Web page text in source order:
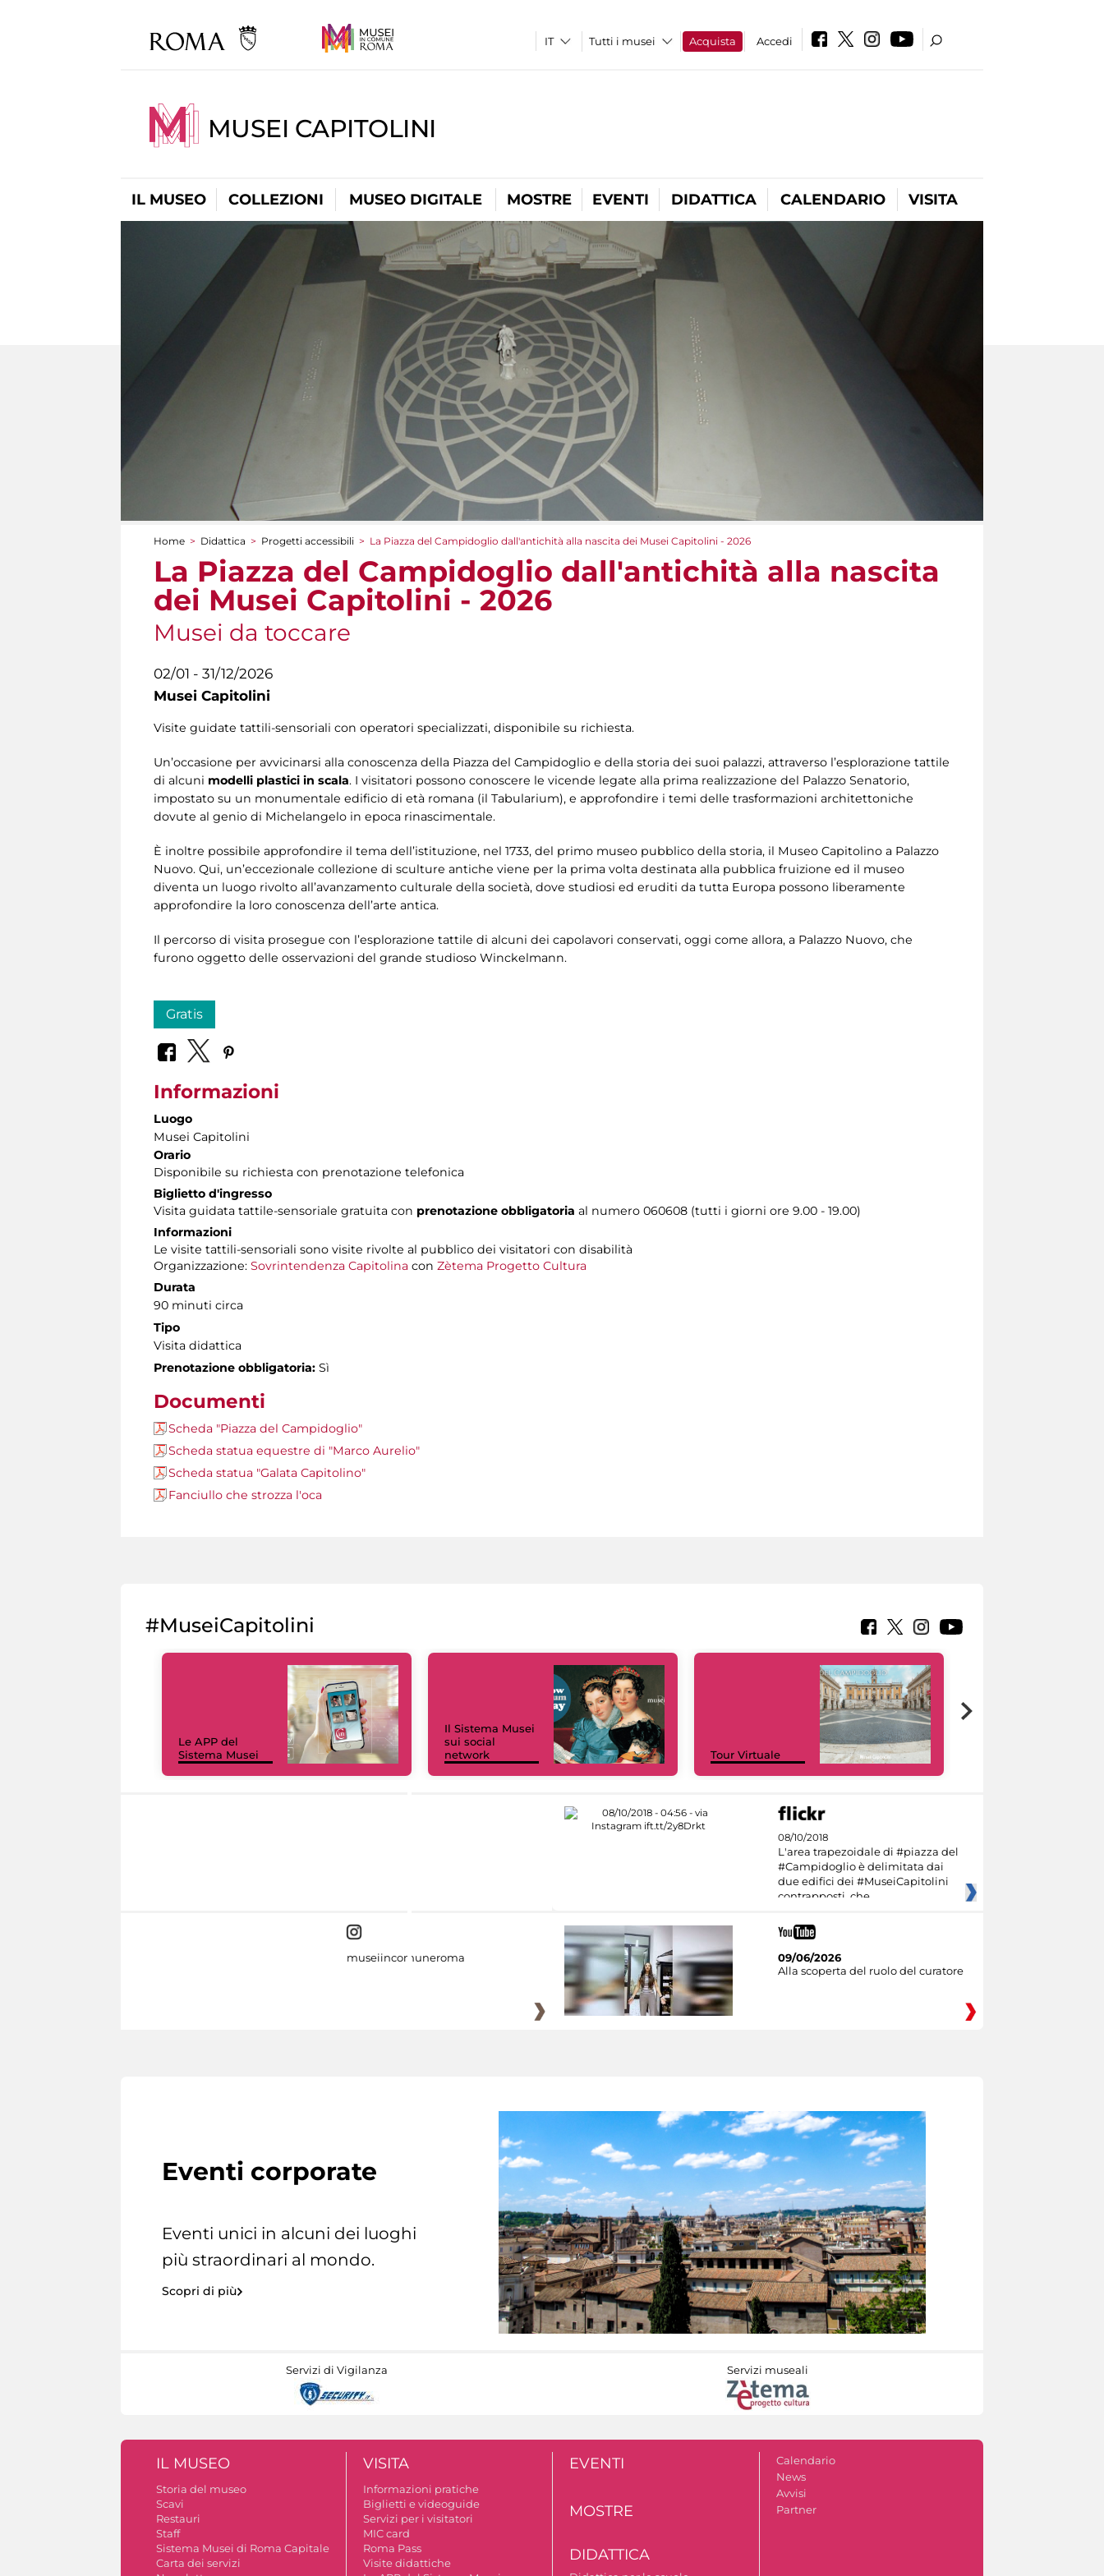
Tutti i musei Acquista Accedi
MUSEI CAPITOLINI
IL MUSEO COLLEZIONI MUSEO DIGITALE MOSTRE EVENTI DIDATTICA CALENDARIO VISITA
Tu sei qui
Home > Didattica > Progetti accessibili > La Piazza del Campidoglio dall'antichità alla nascita dei Musei Capitolini - 2026
La Piazza del Campidoglio dall'antichità alla nascita
dei Musei Capitolini - 2026
Musei da toccare
02/01 - 31/12/2026
Musei Capitolini
Visite guidate tattili-sensoriali con operatori specializzati, disponibile su richiesta.
Un’occasione per avvicinarsi alla conoscenza della Piazza del Campidoglio e della storia dei suoi palazzi, attraverso l’esplorazione tattile
di alcuni modelli plastici in scala. I visitatori possono conoscere le vicende legate alla prima realizzazione del Palazzo Senatorio,
impostato su un monumentale edificio di età romana (il Tabularium), e approfondire i temi delle trasformazioni architettoniche
dovute al genio di Michelangelo in epoca rinascimentale.
È inoltre possibile approfondire il tema dell’istituzione, nel 1733, del primo museo pubblico della storia, il Museo Capitolino a Palazzo
Nuovo. Qui, un’eccezionale collezione di sculture antiche viene per la prima volta destinata alla pubblica fruizione ed il museo
diventa un luogo rivolto all’avanzamento culturale della società, dove studiosi ed eruditi da tutta Europa possono liberamente
approfondire la loro conoscenza dell’arte antica.
Il percorso di visita prosegue con l’esplorazione tattile di alcuni dei capolavori conservati, oggi come allora, a Palazzo Nuovo, che
furono oggetto delle osservazioni del grande studioso Winckelmann.
Gratis
Informazioni
Luogo
Musei Capitolini
Orario
Disponibile su richiesta con prenotazione telefonica
Biglietto d'ingresso
Visita guidata tattile-sensoriale gratuita con prenotazione obbligatoria al numero 060608 (tutti i giorni ore 9.00 - 19.00)
Informazioni
Le visite tattili-sensoriali sono visite rivolte al pubblico dei visitatori con disabilità
Organizzazione: Sovrintendenza Capitolina con Zètema Progetto Cultura
Durata
90 minuti circa
Tipo
Visita didattica
Prenotazione obbligatoria: Sì
Documenti
Scheda "Piazza del Campidoglio"
Scheda statua equestre di "Marco Aurelio"
Scheda statua "Galata Capitolino"
Fanciullo che strozza l'oca
#MuseiCapitolini
Le APP del
Sistema Musei
Il Sistema Musei
sui social
network
Tour Virtuale
08/10/2018
L'area trapezoidale di #piazza del
#Campidoglio è delimitata dai
due edifici dei #MuseiCapitolini
contrapposti, che
museiincomuneroma
09/06/2026
Alla scoperta del ruolo del curatore
Eventi corporate
Eventi unici in alcuni dei luoghi
più straordinari al mondo.
Scopri di più
Servizi di Vigilanza Servizi museali
IL MUSEO
Storia del museo
Scavi
Restauri
Staff
Sistema Musei di Roma Capitale
Carta dei servizi
VISITA
Informazioni pratiche
Biglietti e videoguide
Servizi per i visitatori
MIC card
Roma Pass
Visite didattiche
EVENTI
MOSTRE
DIDATTICA
Calendario
News
Avvisi
Partner